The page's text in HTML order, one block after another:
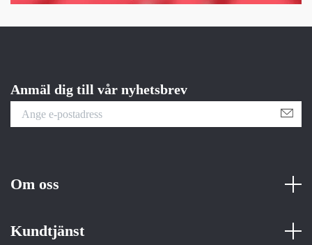
Anmäl dig till vår nyhetsbrev
Om oss
Kundtjänst